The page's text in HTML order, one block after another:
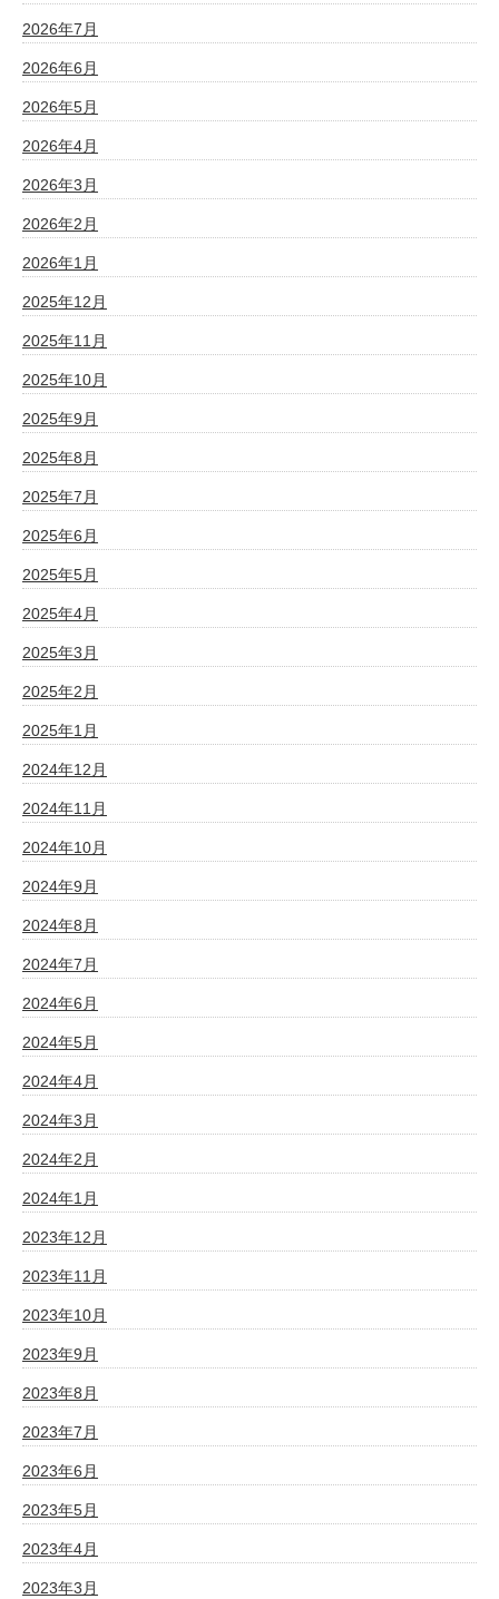
2026年7月
2026年6月
2026年5月
2026年4月
2026年3月
2026年2月
2026年1月
2025年12月
2025年11月
2025年10月
2025年9月
2025年8月
2025年7月
2025年6月
2025年5月
2025年4月
2025年3月
2025年2月
2025年1月
2024年12月
2024年11月
2024年10月
2024年9月
2024年8月
2024年7月
2024年6月
2024年5月
2024年4月
2024年3月
2024年2月
2024年1月
2023年12月
2023年11月
2023年10月
2023年9月
2023年8月
2023年7月
2023年6月
2023年5月
2023年4月
2023年3月